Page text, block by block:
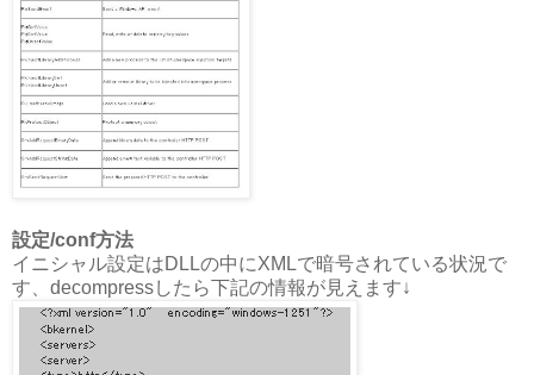
設定/conf方法
イニシャル設定はDLLの中にXMLで暗号されている状況で
す、decompressしたら下記の情報が見えます↓